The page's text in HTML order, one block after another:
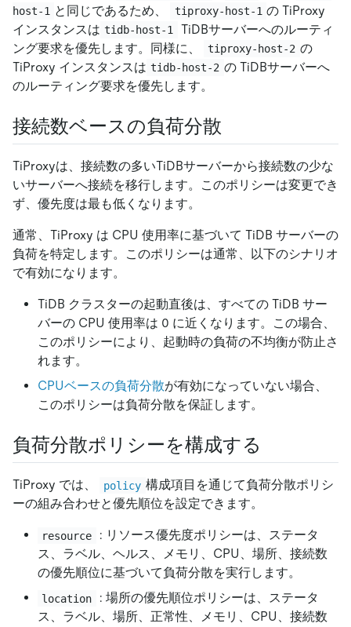
host-1 と同じであるため、 tiproxy-host-1 の TiProxy
インスタンスは tidb-host-1
TiDBサーバーへのルーティ
ング要求を優先します。同様に、
tiproxy-host-2 の
TiProxy インスタンスは tidb-host-2 の TiDBサーバーへ
のルーティング要求を優先します。
接続数ベースの負荷分散
TiProxyは、接続数の多いTiDBサーバーから接続数の少な
いサーバーへ接続を移行します。このポリシーは変更でき
ず、優先度は最も低くなります。
通常、TiProxy は CPU 使用率に基づいて TiDB サーバーの
負荷を特定します。このポリシーは通常、以下のシナリオ
で有効になります。
TiDB クラスターの起動直後は、すべての TiDB サー
バーの CPU 使用率は 0 に近くなります。この場合、
このポリシーにより、起動時の負荷の不均衡が防止さ
れます。
CPUベースの負荷分散が有効になっていない場合、
このポリシーは負荷分散を保証します。
負荷分散ポリシーを構成する
TiProxy では、 policy 構成項目を通じて負荷分散ポリシ
ーの組み合わせと優先順位を設定できます。
resource
: リソース優先度ポリシーは、ステータ
ス、ラベル、ヘルス、メモリ、CPU、場所、接続数
の優先順位に基づいて負荷分散を実行します。
location
: 場所の優先順位ポリシーは、ステータ
ス、ラベル、場所、正常性、メモリ、CPU、接続数